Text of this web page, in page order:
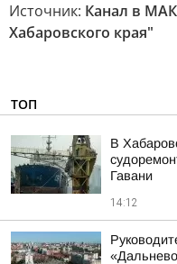
Источник: Канал в
Хабаровского края"
ТОП
В
Гавани
14:12